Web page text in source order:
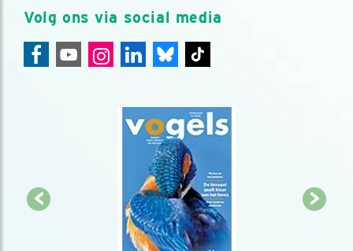
Volg ons via social media